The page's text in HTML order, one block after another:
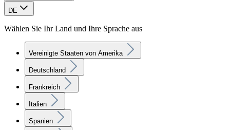
DE
Wählen Sie Ihr Land und Ihre Sprache aus
Vereinigte Staaten von Amerika
Deutschland
Frankreich
Italien
Spanien